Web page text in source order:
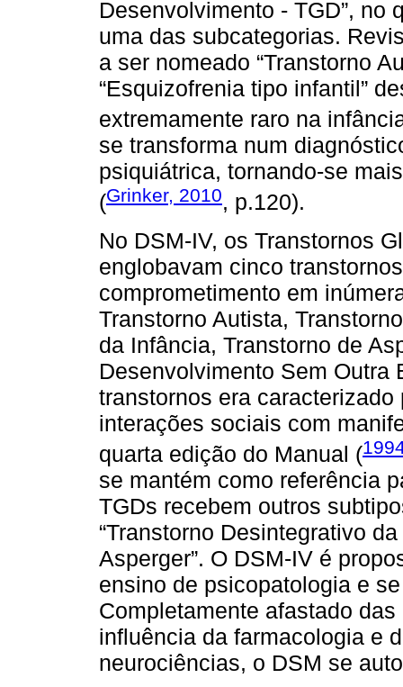
Desenvolvimento - TGD”, no
uma das subcategorias.
a ser nomeado “Transtorno
“Esquizofrenia tipo infantil”
extremamente raro na
se transforma num
psiquiátrica, tornando-se
(Grinker, 2010, p.120).
No DSM-IV, os Transtornos
englobavam cinco
comprometimento em
Transtorno Autista,
da Infância, Transtorno de
Desenvolvimento Sem Outra
transtornos era
interações sociais com
quarta edição do Manual (
se mantém como referência
TGDs recebem outros
“Transtorno Desintegrativo
Asperger”. O DSM-IV é
ensino de psicopatologia e
Completamente afastado
influência da farmacologia e
neurociências, o DSM se